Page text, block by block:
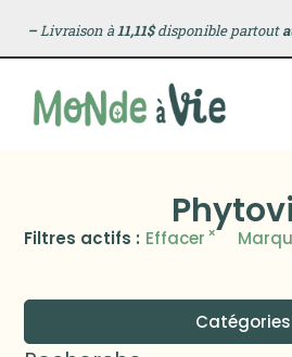
–Livraison à11,11$disponible partout
Filtres actifs : Effacer ×
Catégories